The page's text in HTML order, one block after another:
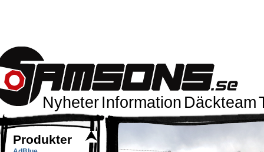
Nyheter Information Däckteam
Produkter